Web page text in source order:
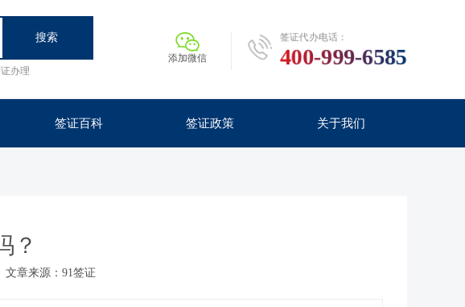
添加微信
签证代办电话：
400-999-6585
办理
签证百科 签证政策 关于我们
？
文章来源：91签证